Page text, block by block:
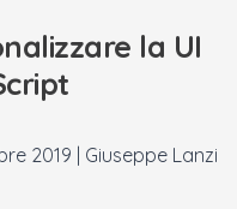
la UI
2019 Giuseppe Lanzi